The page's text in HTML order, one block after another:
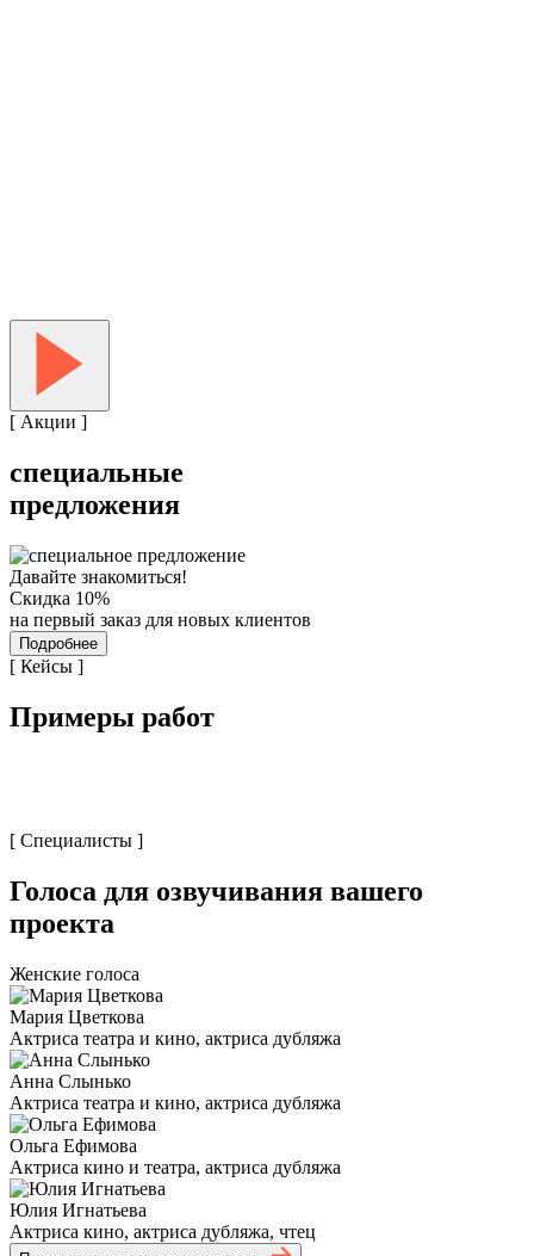
[ Акции ]
специальные
предложения
Давайте знакомиться!
Скидка 10%
на первый заказ для новых клиентов
Подробнее
[ Кейсы ]
Примеры работ
[ Специалисты ]
Голоса для озвучивания вашего
проекта
Женские голоса
Мария Цветкова
Актриса театра и кино, актриса дубляжа
Анна Слынько
Актриса театра и кино, актриса дубляжа
Ольга Ефимова
Актриса кино и театра, актриса дубляжа
Юлия Игнатьева
Актриса кино, актриса дубляжа, чтец